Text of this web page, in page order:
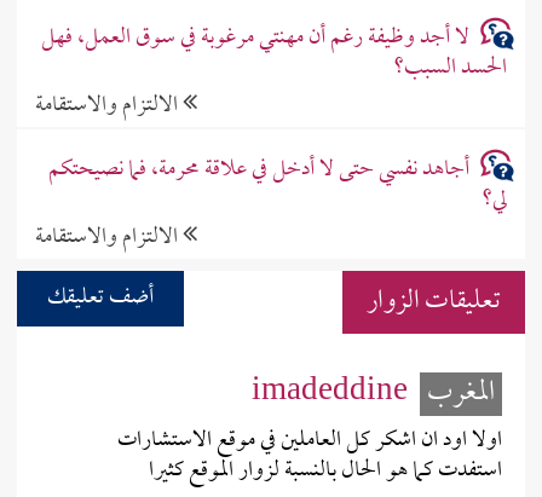
لا أجد وظيفة رغم أن مهنتي مرغوبة في سوق العمل، فهل
الحسد السبب؟
الالتزام والاستقامة
أجاهد نفسي حتى لا أدخل في علاقة محرمة، فما نصيحتكم
لي؟
الالتزام والاستقامة
تعليقات الزوار أضف تعليقك
المغرب imadeddine
اولا اود ان اشكر كل العاملين في موقع الاستشارات
استفدت كما هو الحال بالنسبة لزوار الموقع كثيرا